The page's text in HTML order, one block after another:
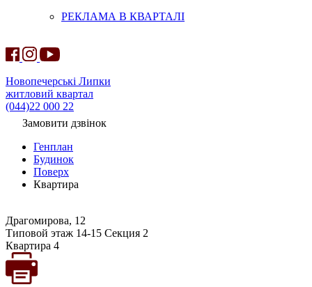
РЕКЛАМА В КВАРТАЛІ
Новопечерські Липки
житловий квартал
(044)22 000 22
Замовити дзвінок
Генплан
Будинок
Поверх
Квартира
Драгомирова, 12
Типовой этаж 14-15 Секция 2
Квартира 4